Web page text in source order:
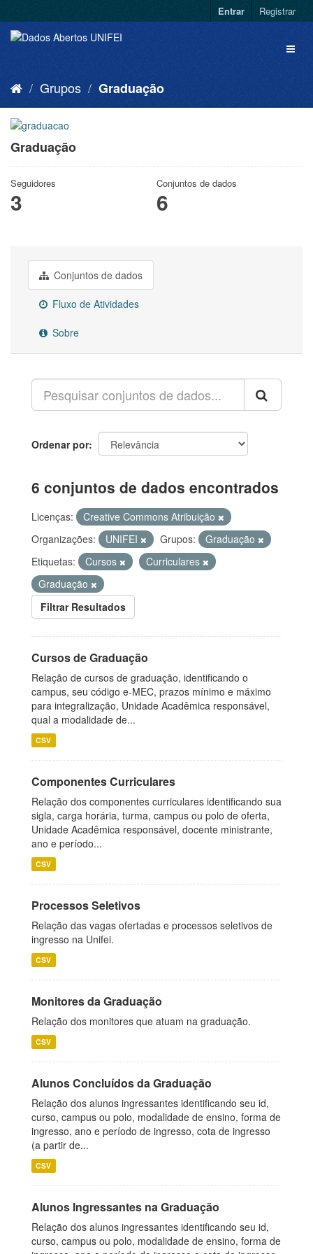
Entrar Registrar
Grupos Graduação
Graduação
Seguidores
3
Conjuntos de dados
6
Conjuntos de dados
Fluxo de Atividades
Sobre
Ordenar por
6 conjuntos de dados encontrados
Licenças:
Creative Commons Atribuição
Organizações:
UNIFEI Grupos:
Graduação
Etiquetas:
Cursos
Curriculares
Graduação
Filtrar Resultados
Cursos de Graduação
Relação de cursos de graduação, identificando o
campus, seu código e-MEC, prazos mínimo e máximo
para integralização, Unidade Acadêmica responsável,
qual a modalidade de...
CSV
Componentes Curriculares
Relação dos componentes curriculares identificando sua
sigla, carga horária, turma, campus ou polo de oferta,
Unidade Acadêmica responsável, docente ministrante,
ano e período...
CSV
Processos Seletivos
Relação das vagas ofertadas e processos seletivos de
ingresso na Unifei.
CSV
Monitores da Graduação
Relação dos monitores que atuam na graduação.
CSV
Alunos Concluídos da Graduação
Relação dos alunos ingressantes identificando seu id,
curso, campus ou polo, modalidade de ensino, forma de
ingresso, ano e período de ingresso, cota de ingresso
(a partir de...
CSV
Alunos Ingressantes na Graduação
Relação dos alunos ingressantes identificando seu id,
curso, campus ou polo, modalidade de ensino, forma de